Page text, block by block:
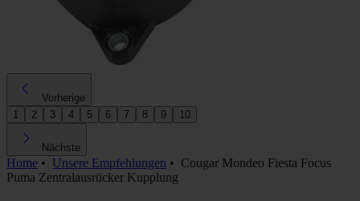
Vorherige
1
2 3 4 5 6 7 8 9 10
Nächste
Home • Unsere Empfehlungen • Cougar Mondeo Fiesta Focus
Puma Zentralausrücker Kupplung